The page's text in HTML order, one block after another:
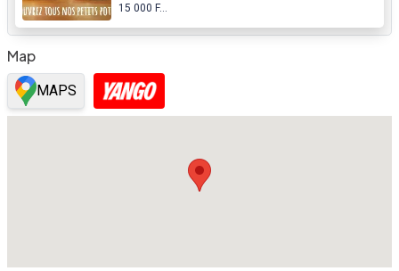
15 000 F...
Map
MAPS